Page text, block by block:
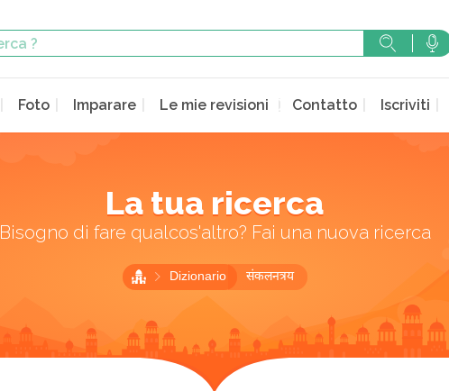
Foto Imparare Le mie revisioni Contatto Iscriviti
La tua ricerca
Bisogno di fare qualcos'altro? Fai una nuova ricerca
Dizionario संकलनत्रय